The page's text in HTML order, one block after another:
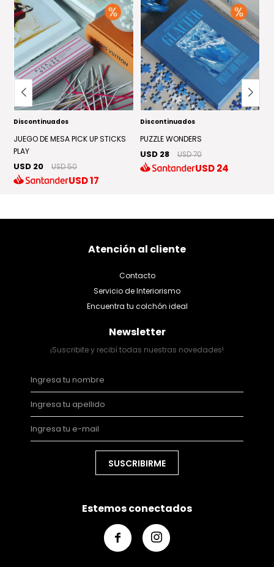
Discontinuados
JUEGO DE MESA PICK UP STICKS
PLAY
USD 20 USD 50
USD17
Discontinuados
PUZZLE WONDERS
USD 28 USD 70
USD24
Atención al cliente
Contacto
Servicio de Interiorismo
Encuentra tu colchón ideal
Newsletter
¡Suscribite y recibí todas nuestras novedades!
SUSCRIBIRME
Estemos conectados
 